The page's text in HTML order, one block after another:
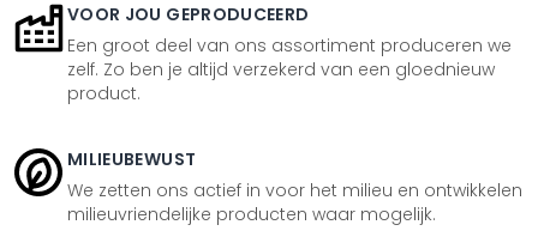
VOOR JOU GEPRODUCEERD
Een groot deel van ons assortiment produceren we
zelf. Zo ben je altijd verzekerd van een gloednieuw
product.
MILIEUBEWUST
We zetten ons actief in voor het milieu en ontwikkelen
milieuvriendelijke producten waar mogelijk.